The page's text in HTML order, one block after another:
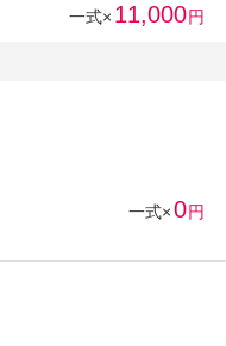
一式× 11,000円
一式×0円